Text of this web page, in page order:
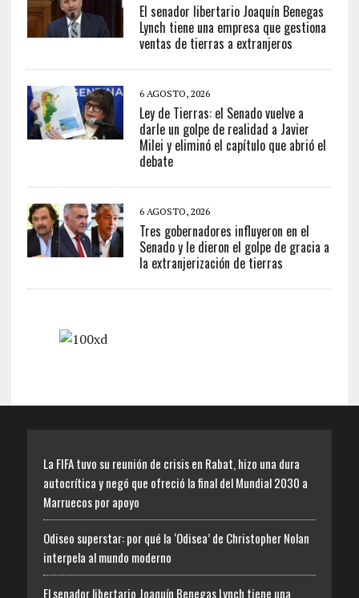
El senador libertario Joaquín Benegas
Lynch tiene una empresa que gestiona
ventas de tierras a extranjeros
6 AGOSTO, 2026
Ley de Tierras: el Senado vuelve a
darle un golpe de realidad a Javier
Milei y eliminó el capítulo que abrió el
debate
6 AGOSTO, 2026
Tres gobernadores influyeron en el
Senado y le dieron el golpe de gracia a
la extranjerización de tierras
La FIFA tuvo su reunión de crisis en Rabat, hizo una dura
autocrítica y negó que ofreció la final del Mundial 2030 a
Marruecos por apoyo
Odiseo superstar: por qué la ‘Odisea’ de Christopher Nolan
interpela al mundo moderno
El senador libertario Joaquín Benegas Lynch tiene una